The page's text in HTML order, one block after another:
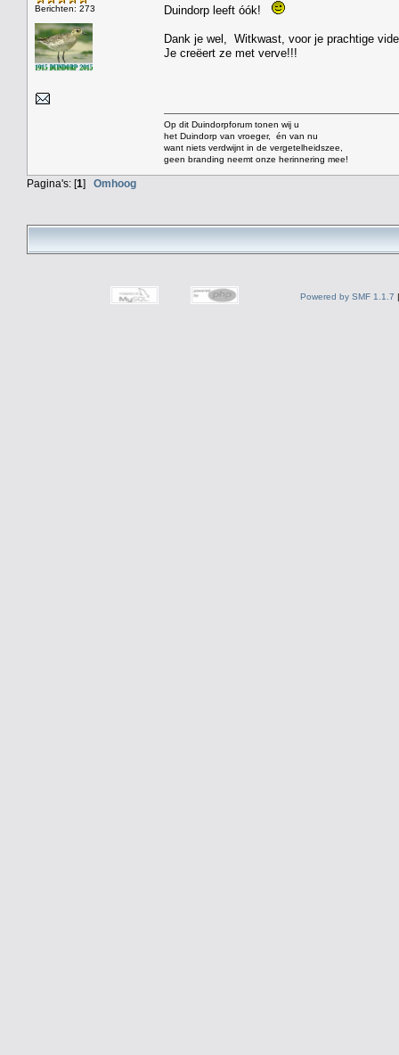
Berichten: 273 Duindorp leeft óók!
Dank je wel, Witkwast, voor je prachtige
Je creëert ze met verve!!!
Op dit Duindorpforum tonen wij u
het Duindorp van vroeger, én van nu
want niets verdwijnt in de vergetelheidszee,
geen branding neemt onze herinnering mee!
Pagina's: [1] Omhoog
Powered by SMF 1.1.7